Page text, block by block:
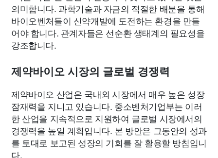
의미합니다. 과학기술과 자금의 적절한 배분을 통해
바이오벤처들이 신약개발에 도전하는 환경을 만들
어야 합니다. 관계자들은 선순환 생태계의 필요성을
강조합니다.
제약바이오 시장의 글로벌 경쟁력
제약바이오 산업은 국내외 시장에서 매우 높은 성장
잠재력을 지니고 있습니다. 중소벤처기업부는 이러
한 산업을 지속적으로 지원하여 글로벌 시장에서의
경쟁력을 높일 계획입니다. 본 방안은 그동안의 성과
를 토대로 보고된 성장의 기회를 잘 활용할 방침입니
다.